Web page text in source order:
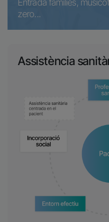
zero...
Assistència